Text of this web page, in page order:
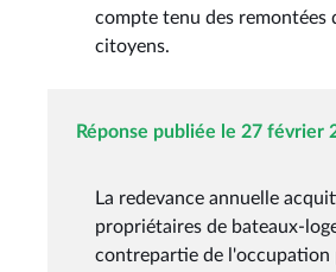
compte tenu des remontées
citoyens.
Réponse publiée le 27 février
La redevance annuelle
propriétaires de bateaux-
contrepartie de l'occupation